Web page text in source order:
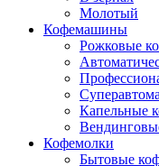
Молотый
Кофемашины
Рожковые
Капельные
Кофемолки
Бытовые